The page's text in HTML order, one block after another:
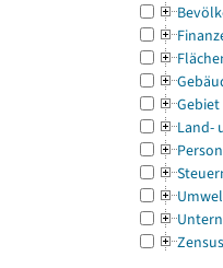
Gebiet
Land-
Zensus